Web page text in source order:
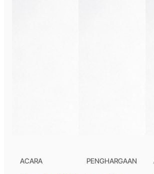
ACARA PENGHARGAAN